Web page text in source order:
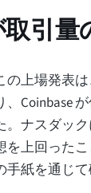
取引
の上場発表
Coinbase
。ナスダッ
上回った
紙を通じて